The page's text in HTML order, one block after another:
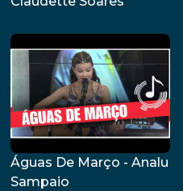
Águas De Março - Analu
Sampaio